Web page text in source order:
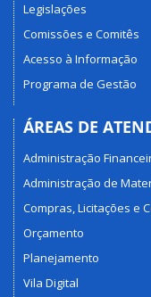
Legislações
Comissões e Comitês
Acesso à Informação
Programa de Gestão
ÁREAS DE
Administração
Administração de
Compras, Licitações e
Orçamento
Planejamento
Vila Digital